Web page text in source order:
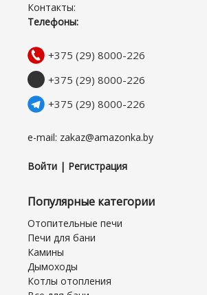
Контакты:
Телефоны:
+375 (29) 8000-226
+375 (29) 8000-226
+375 (29) 8000-226
e-mail: zakaz@amazonka.by
Войти | Регистрация
Популярные категории
Отопительные печи
Печи для бани
Камины
Дымоходы
Котлы отопления